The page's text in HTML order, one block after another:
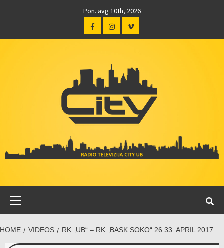
Pon. avg 10th, 2026
HOME VIDEOS RK „UB“ – RK „BASK SOKO“ 26:33. APRIL 2017.